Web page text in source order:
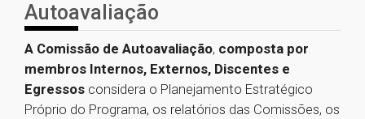
Autoavaliação
A Comissão de Autoavaliação, composta por
membros Internos, Externos, Discentes e
Egressos considera o Planejamento Estratégico
Próprio do Programa, os relatórios das Comissões, os